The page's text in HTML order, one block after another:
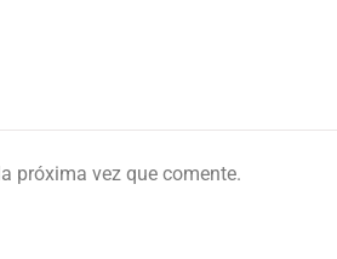
próxima vez que comente.